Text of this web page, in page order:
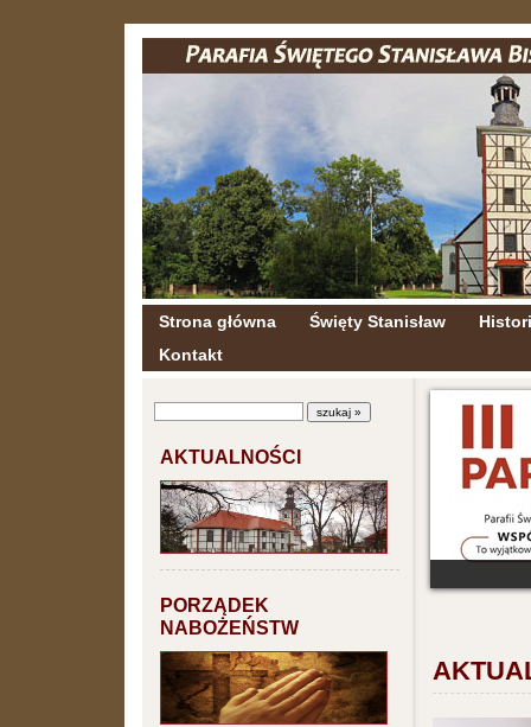
Strona główna Święty Stanisław
Kontakt
AKTUALNOŚCI
PORZĄDEK
NABOŻEŃSTW